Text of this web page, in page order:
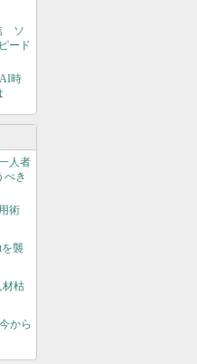
ソ
ード
時
人者
べき
用術
襲
枯
から